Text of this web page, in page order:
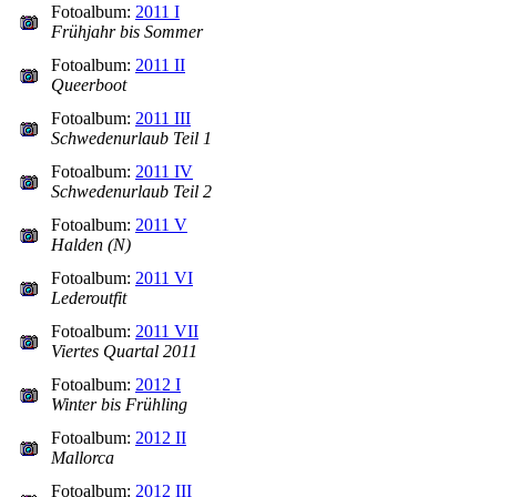
Fotoalbum: 2011 I
Frühjahr bis Sommer
Fotoalbum: 2011 II
Queerboot
Fotoalbum: 2011 III
Schwedenurlaub Teil 1
Fotoalbum: 2011 IV
Schwedenurlaub Teil 2
Fotoalbum: 2011 V
Halden (N)
Fotoalbum: 2011 VI
Lederoutfit
Fotoalbum: 2011 VII
Viertes Quartal 2011
Fotoalbum: 2012 I
Winter bis Frühling
Fotoalbum: 2012 II
Mallorca
Fotoalbum: 2012 III